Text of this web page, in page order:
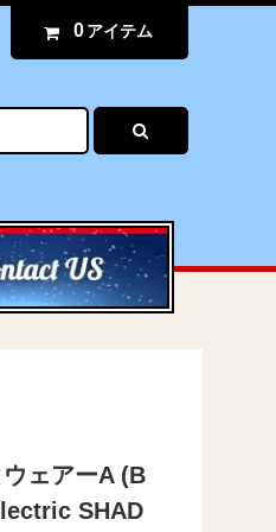
0 アイテム
ェアーA (B
SHAD